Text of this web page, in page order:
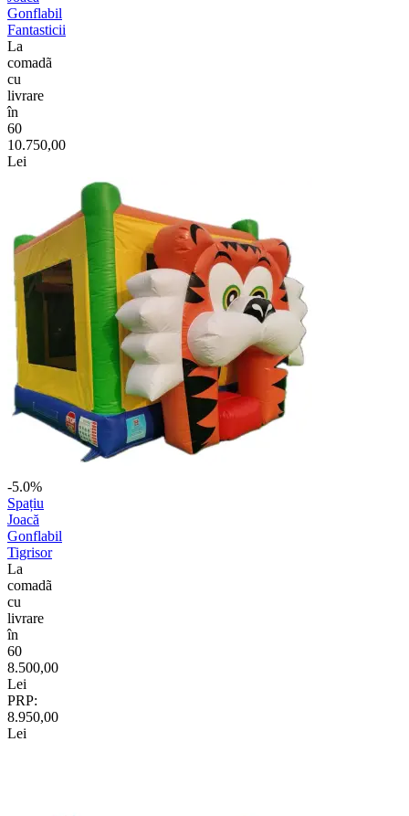
Gonflabil
Fantasticii
La
comadã
cu
livrare
în
60
10.750,00
Lei
-5.0%
Spațiu
Joacă
Gonflabil
Tigrisor
La
comadã
cu
livrare
în
60
8.500,00
Lei
PRP:
8.950,00
Lei